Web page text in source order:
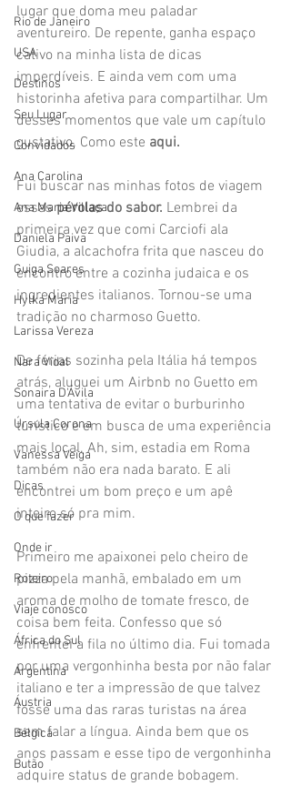
Rio de Janeiro
USA
Destinos
Seu Lugar
Convidados
Ana Carolina
Ana Maria Villaça
Daniela Paiva
Guiga Soares
Hylka Maria
Larissa Vereza
Nara Vidal
Sonaira D'Ávila
Úrsula Corona
Vanessa Veiga
Dicas
O que fazer
Onde ir
Roteiro
Viaje conosco
África do Sul
Argentina
Áustria
Bélgica
Butão
lugar que doma meu paladar
aventureiro. De repente, ganha espaço
cativo na minha lista de dicas
imperdíveis. E ainda vem com uma
historinha afetiva para compartilhar. Um
desses momentos que vale um capítulo
gustativo. Como este aqui.
Fui buscar nas minhas fotos de viagem
essas pérolas do sabor. Lembrei da
primeira vez que comi Carciofi ala
Giudia, a alcachofra frita que nasceu do
encontro entre a cozinha judaica e os
ingredientes italianos. Tornou-se uma
tradição no charmoso Guetto.
De férias sozinha pela Itália há tempos
atrás, aluguei um Airbnb no Guetto em
uma tentativa de evitar o burburinho
turístico e em busca de uma experiência
mais local. Ah, sim, estadia em Roma
também não era nada barato. E ali
encontrei um bom preço e um apê
inteiro só pra mim.
Primeiro me apaixonei pelo cheiro de
pizza pela manhã, embalado em um
aroma de molho de tomate fresco, de
coisa bem feita. Confesso que só
enfrentei a fila no último dia. Fui tomada
por uma vergonhinha besta por não falar
italiano e ter a impressão de que talvez
fosse uma das raras turistas na área
sem falar a língua. Ainda bem que os
anos passam e esse tipo de vergonhinha
adquire status de grande bobagem.